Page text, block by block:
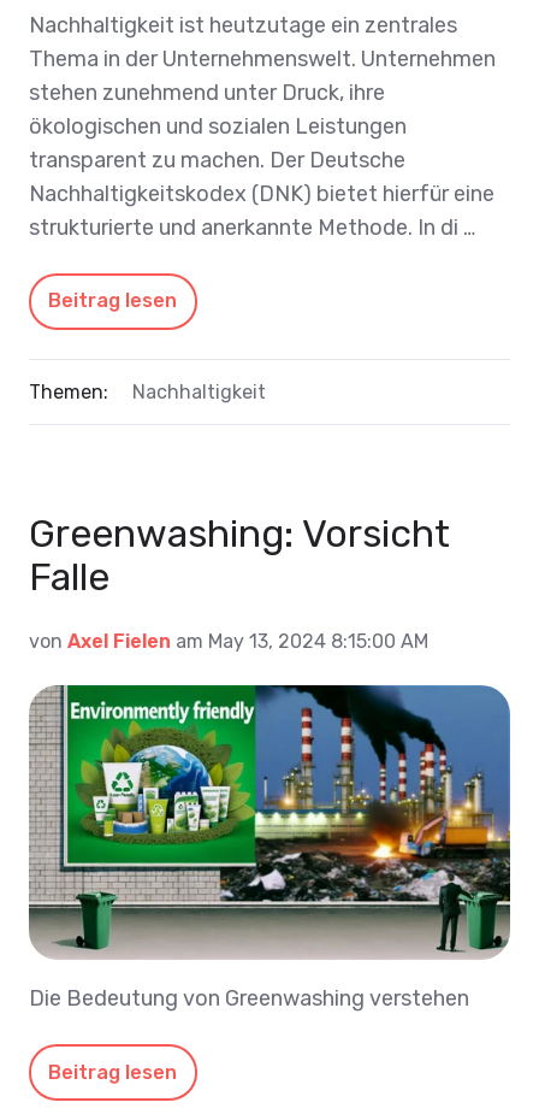
Nachhaltigkeit ist heutzutage ein zentrales
Thema in der Unternehmenswelt. Unternehmen
stehen zunehmend unter Druck, ihre
ökologischen und sozialen Leistungen
transparent zu machen. Der Deutsche
Nachhaltigkeitskodex (DNK) bietet hierfür eine
strukturierte und anerkannte Methode. In di …
Beitrag lesen
Themen: Nachhaltigkeit
Greenwashing: Vorsicht
Falle
von Axel Fielen am May 13, 2024 8:15:00 AM
Die Bedeutung von Greenwashing verstehen
Beitrag lesen